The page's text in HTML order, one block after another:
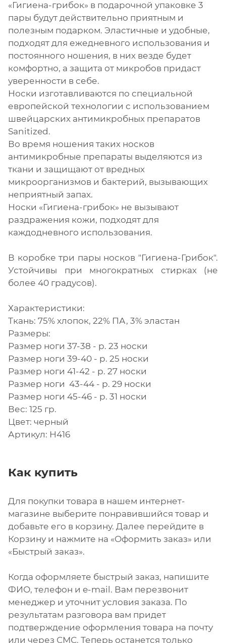
«Гигиена-грибок» в подарочной упаковке 3
пары будут действительно приятным и
полезным подарком. Эластичные и удобные,
подходят для ежедневного использования и
постоянного ношения, в них везде будет
комфортно, а защита от микробов придаст
уверенности в себе.
Носки изготавливаются по специальной
европейской технологии с использованием
швейцарских антимикробных препаратов
Sanitized.
Во время ношения таких носков
антимикробные препараты выделяются из
ткани и защищают от вредных
микроорганизмов и бактерий, вызывающих
неприятный запах.
Носки «Гигиена-грибок» не вызывают
раздражения кожи, подходят для
каждодневного использования.
В коробке три пары носков "Гигиена-Грибок".
Устойчивы при многократных стирках (не
более 40 градусов).
Характеристики:
Ткань: 75% хлопок, 22% ПА, 3% эластан
Размеры:
Размер ноги 37-38 - р. 23 носки
Размер ноги 39-40 - р. 25 носки
Размер ноги 41-42 - р. 27 носки
Размер ноги 43-44 - р. 29 носки
Размер ноги 45-46 - р. 31 носки
Вес: 125 гр.
Цвет: черный
Артикул: Н416
Как купить
Для покупки товара в нашем интернет-
магазине выберите понравившийся товар и
добавьте его в корзину. Далее перейдите в
Корзину и нажмите на «Оформить заказ» или
«Быстрый заказ».
Когда оформляете быстрый заказ, напишите
ФИО, телефон и e-mail. Вам перезвонит
менеджер и уточнит условия заказа. По
результатам разговора вам придет
подтверждение оформления товара на почту
или через СМС. Теперь останется только